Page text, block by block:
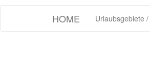
HOME Urlaubsgebiete